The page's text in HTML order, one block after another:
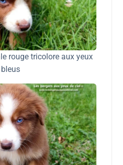
rouge tricolore aux yeux
bleus